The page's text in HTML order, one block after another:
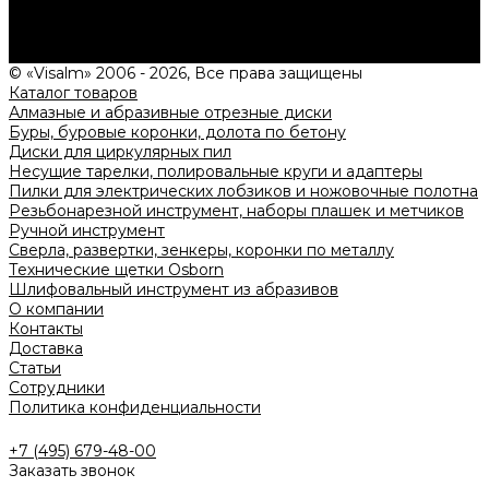
© «Visalm» 2006 - 2026, Все права защищены
Каталог товаров
Алмазные и абразивные отрезные диски
Буры, буровые коронки, долота по бетону
Диски для циркулярных пил
Несущие тарелки, полировальные круги и адаптеры
Пилки для электрических лобзиков и ножовочные полотна
Резьбонарезной инструмент, наборы плашек и метчиков
Ручной инструмент
Сверла, развертки, зенкеры, коронки по металлу
Технические щетки Osborn
Шлифовальный инструмент из абразивов
О компании
Контакты
Доставка
Статьи
Сотрудники
Политика конфиденциальности
+7 (495) 679-48-00
Заказать звонок